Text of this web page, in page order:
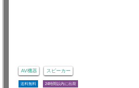
AV機器 スピーカー
送料無料 24時間以内に出荷